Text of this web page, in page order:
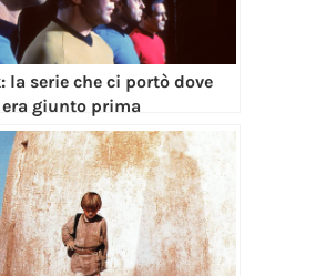
la serie che ci portò dove
giunto prima